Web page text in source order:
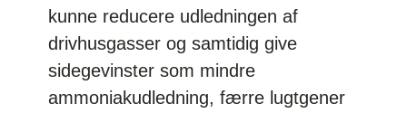
kunne reducere udledningen af
drivhusgasser og samtidig give
sidegevinster som mindre
ammoniakudledning, færre lugtgener